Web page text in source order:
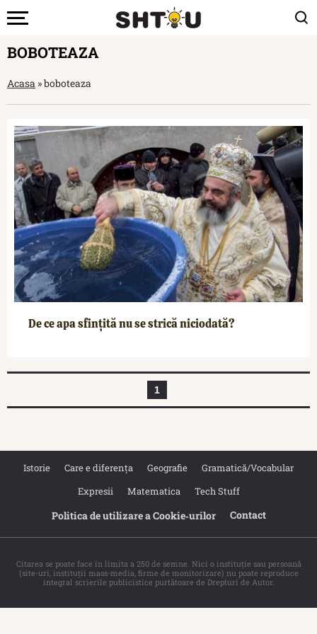
BOBOTEAZA
Acasa »boboteaza
De ce apa sfințită nu se strică niciodată?
1
Istorie Care e diferența Geografie
Gramatică/Vocabular
Expresii
Matematica Tech Stuff
Politica de utilizare a Cookie‐urilor Contact
Citarea se poate face în limita a 250 de semne. Nici o instituţie sau persoană
(site-uri, instituţii mass-media, firme de monitorizare) nu poate reproduce
integral scrierile publicistice purtătoare de Drepturi de Autor.